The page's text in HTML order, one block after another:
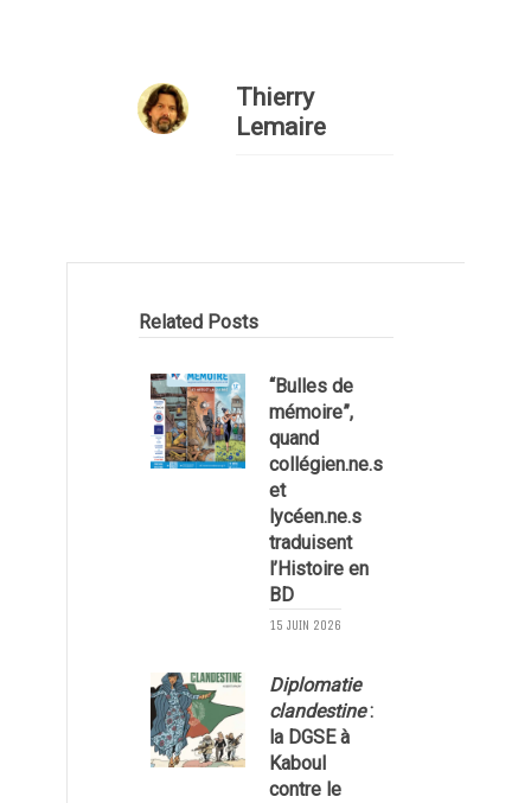
Thierry
Lemaire
Related Posts
“Bulles de
mémoire”,
quand
collégien.ne.s
et
lycéen.ne.s
traduisent
l’Histoire en
BD
15 JUIN 2026
Diplomatie
clandestine:
la DGSE à
Kaboul
contre le